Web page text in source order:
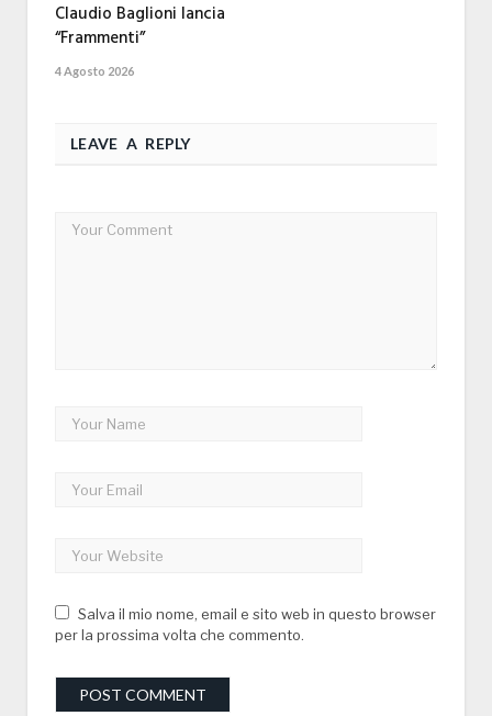
Claudio Baglioni lancia
“Frammenti”
4 Agosto 2026
LEAVE A REPLY
Salva il mio nome, email e sito web in questo browser
per la prossima volta che commento.